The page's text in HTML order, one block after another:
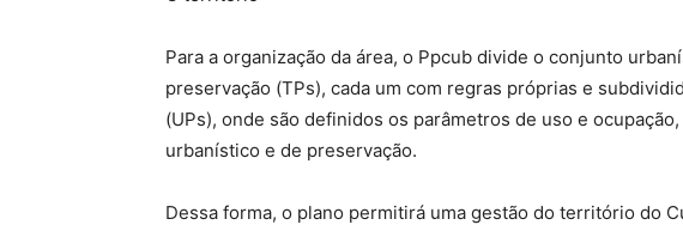
Para a organização da área, o Ppcub divide o conjunto
preservação (TPs), cada um com regras próprias e
(UPs), onde são definidos os parâmetros de uso e
urbanístico e de preservação.
Dessa forma, o plano permitirá uma gestão do território do